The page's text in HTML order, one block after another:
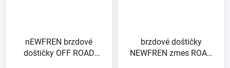
nEWFREN brzdové
doštičky OFF ROAD
brzdové doštičky
NEWFREN zmes ROAD